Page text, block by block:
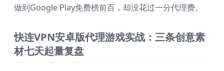
做到Google Play免费榜前百，却没花过一分代理费。
快连VPN安卓版代理游戏实战：三条创意素
材七天起量复盘